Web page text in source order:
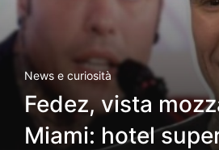
News e curiosità
Fedez, vista
Miami: hotel